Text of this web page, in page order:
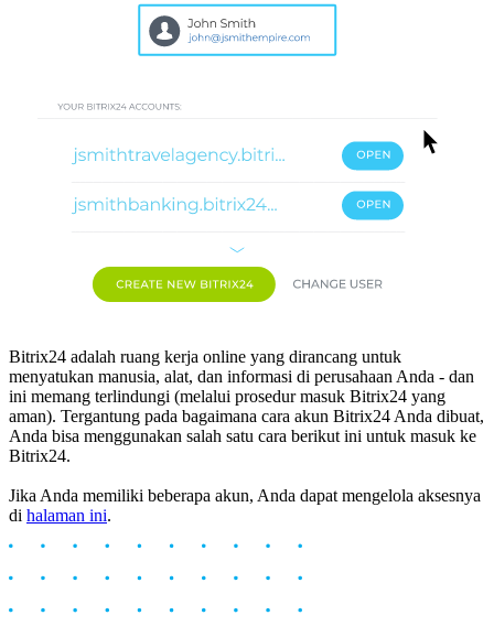
Bitrix24 adalah ruang kerja online yang dirancang untuk
menyatukan manusia, alat, dan informasi di perusahaan Anda - dan
ini memang terlindungi (melalui prosedur masuk Bitrix24 yang
aman). Tergantung pada bagaimana cara akun Bitrix24 Anda dibuat,
Anda bisa menggunakan salah satu cara berikut ini untuk masuk ke
Bitrix24.
Jika Anda memiliki beberapa akun, Anda dapat mengelola aksesnya
di halaman ini.